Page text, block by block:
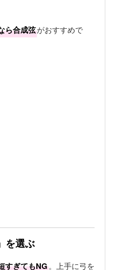
ら合成弦がおすすめで
を選ぶ
すぎてもNG。上手に弓を